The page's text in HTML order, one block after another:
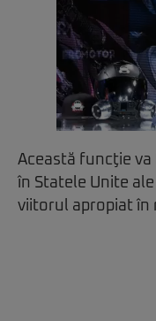
Această funcţie
în Statele Unite
viitorul apropiat în